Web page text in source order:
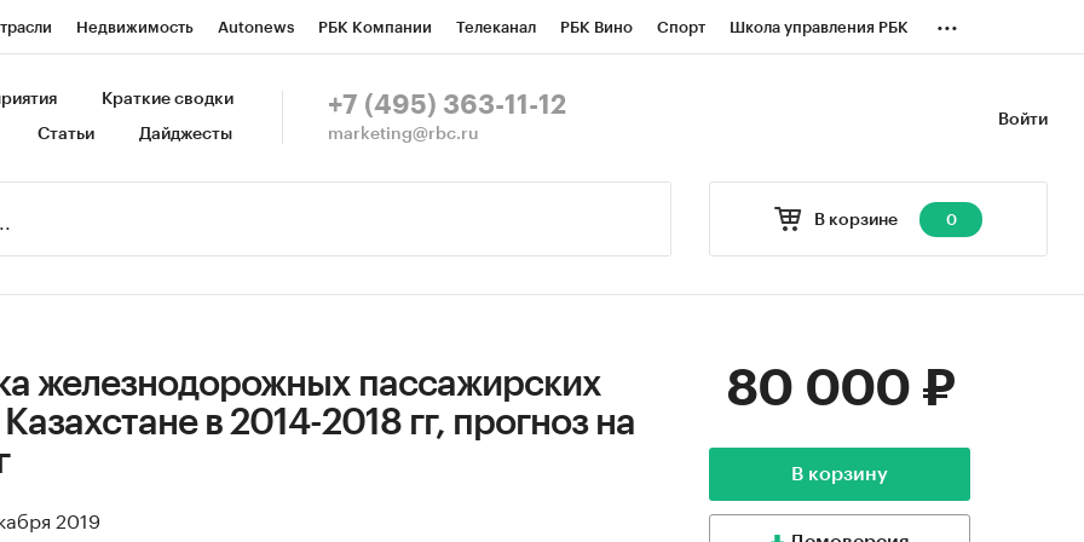
Недвижимость Autonews РБК Компании Телеканал РБК Вино Спорт Школа управления РБК
Спецпроекты СПб Конференции СПб Спецпроекты
...
Войти
Краткие сводки
Статьи Дайджесты
+7 (495) 363-11-12
marketing@rbc.ru
В корзине 0
железнодорожных пассажирских
в 2014-2018 гг, прогноз на
2019
80 000 ₽
В корзину